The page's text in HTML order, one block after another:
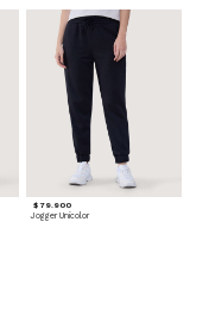
$ 79.900
Jogger Unicolor